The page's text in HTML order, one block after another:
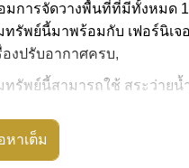
มการจัดวางพื้นที่ที่มีทั้งหมด
ทรัพย์นี้มาพร้อมกับ เฟอร์นิเจ
องปรับอากาศครบ,
ทรัพย์นี้สามารถใช้ สระว่ายน้
Condo มีสิ่งอำนวยคว
คัญใกล้ The Elegance
หาเต็ม